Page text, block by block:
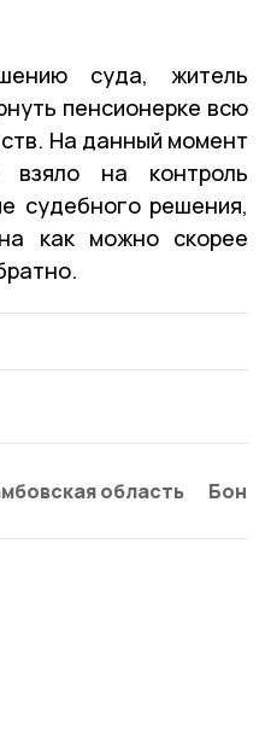
суда, житель
пенсионерке всю
На данный момент
взяло на контроль
судебного решения,
как можно скорее
область